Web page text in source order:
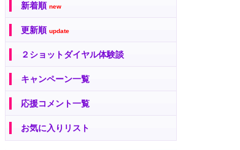
新着順 new
更新順 update
２ショットダイヤル体験談
キャンペーン一覧
応援コメント一覧
お気に入りリスト